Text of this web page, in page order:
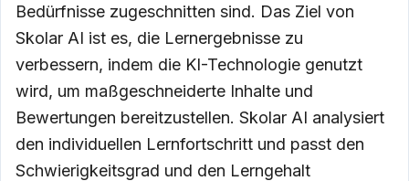
Bedürfnisse zugeschnitten sind. Das Ziel von
Skolar AI ist es, die Lernergebnisse zu
verbessern, indem die KI-Technologie genutzt
wird, um maßgeschneiderte Inhalte und
Bewertungen bereitzustellen. Skolar AI analysiert
den individuellen Lernfortschritt und passt den
Schwierigkeitsgrad und den Lerngehalt